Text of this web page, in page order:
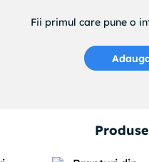
Fii primul care pune o